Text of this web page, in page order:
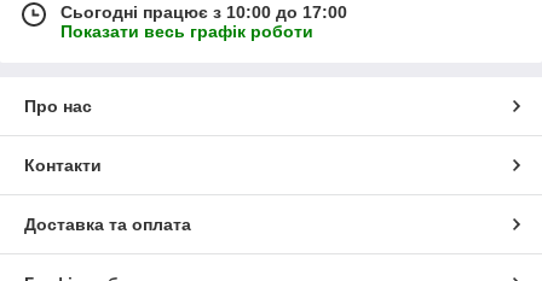
Сьогодні працює з 10:00 до 17:00
Показати весь графік роботи
Про нас
Контакти
Доставка та оплата